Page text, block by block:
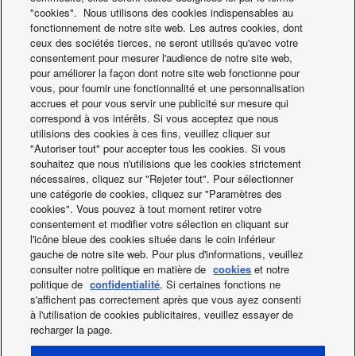
de garder la puissance de sortie de la pompe à chaleur
avec une température extérieure allant jusqu’à -20 °C et
ce, sans l’aide des résistances d’appoint électriques.
Pour en savoir plus
Aquarea HT
Pour une maison équipée de radiateurs haute
température
Idéal pour les rénovations : source d’énergie verte qui
fonctionne avec les radiateurs existants La solution
Aquarea HT est idéale, car elle fournit des températures de
sortie d’eau de 65 °C, même à -15 °C.
Pour en savoir plus
Facebook Instagram Youtube LinkedIn
"cookies". Nous utilisons des cookies indispensables au
fonctionnement de notre site web. Les autres cookies, dont
ceux des sociétés tierces, ne seront utilisés qu'avec votre
consentement pour mesurer l'audience de notre site web,
pour améliorer la façon dont notre site web fonctionne pour
vous, pour fournir une fonctionnalité et une personnalisation
accrues et pour vous servir une publicité sur mesure qui
correspond à vos intérêts. Si vous acceptez que nous
utilisions des cookies à ces fins, veuillez cliquer sur
"Autoriser tout" pour accepter tous les cookies. Si vous
souhaitez que nous n'utilisions que les cookies strictement
nécessaires, cliquez sur "Rejeter tout". Pour sélectionner
une catégorie de cookies, cliquez sur "Paramètres des
cookies". Vous pouvez à tout moment retirer votre
consentement et modifier votre sélection en cliquant sur
l'icône bleue des cookies située dans le coin inférieur
gauche de notre site web. Pour plus d'informations, veuillez
consulter notre politique en matière de cookies et notre
politique de confidentialité. Si certaines fonctions ne
s'affichent pas correctement après que vous ayez consenti
à l'utilisation de cookies publicitaires, veuillez essayer de
recharger la page.